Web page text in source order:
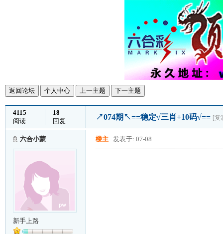
返回论坛 个人中心 上一主题 下一主题
4115
阅读
18
回复
↗074期↖==稳定√三肖+10码√== [复
六合小蒙
新手上路
楼主 发表于: 07-08